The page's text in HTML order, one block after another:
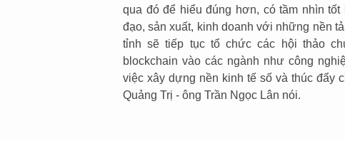
qua đó để hiểu đúng hơn, có tầm nhìn
đạo, sản xuất, kinh doanh với những nền
tỉnh sẽ tiếp tục tổ chức các hội thảo
blockchain vào các ngành như công
việc xây dựng nền kinh tế số và thúc đẩy
Quảng Trị - ông Trần Ngọc Lân nói.